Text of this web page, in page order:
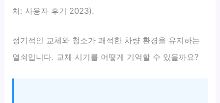
처: 사용자 후기 2023).
정기적인 교체와 청소가 쾌적한 차량 환경을 유지하는
열쇠입니다. 교체 시기를 어떻게 기억할 수 있을까요?